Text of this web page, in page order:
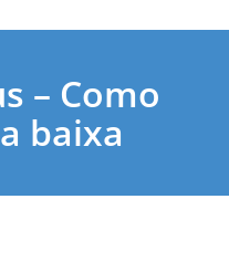
– Como
baixa